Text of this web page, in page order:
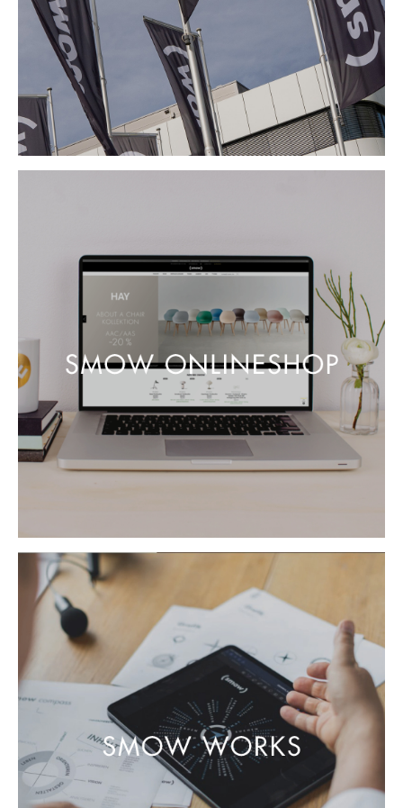
Spiegel
Figuren & Miniaturen
Vasen
Tabletts
Büroutensilien
Kissen
Teppiche
Vorhänge
... alle Accessoires
Räume
Zuhause
Esszimmer
Schlafzimmer
Kinderzimmer
Arbeitszimmer
Diele
Badezimmer
Stauraum
Balkon & Garten